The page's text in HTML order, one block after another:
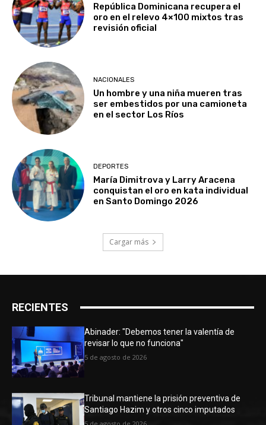
República Dominicana recupera el
oro en el relevo 4×100 mixtos tras
revisión oficial
NACIONALES
Un hombre y una niña mueren tras
ser embestidos por una camioneta
en el sector Los Ríos
DEPORTES
María Dimitrova y Larry Aracena
conquistan el oro en kata individual
en Santo Domingo 2026
Cargar más
RECIENTES
Abinader: "Debemos tener la valentía de
revisar lo que no funciona"
5 de agosto de 2026
Tribunal mantiene la prisión preventiva de
Santiago Hazim y otros cinco imputados